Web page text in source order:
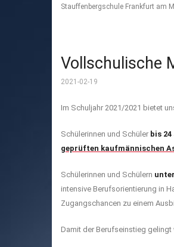
Stauffenbergschule Frankfurt am
Vollschulische
2021-02-19
Im Schuljahr 2021/2021 bietet
Schülerinnen und Schüler bis
geprüften kaufmännischen
Schülerinnen und Schülern
intensive Berufsorientierung in
Zugangschancen zu einem
Damit der Berufseinstieg